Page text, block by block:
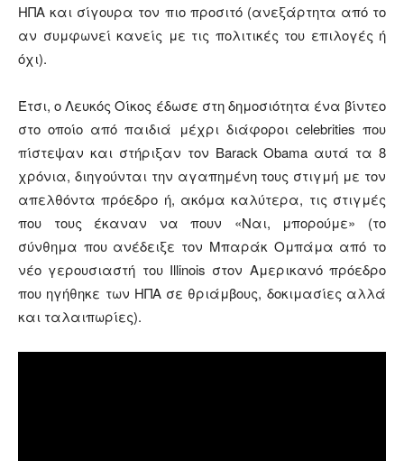
ΗΠΑ και σίγουρα τον πιο προσιτό (ανεξάρτητα από το
αν συμφωνεί κανείς με τις πολιτικές του επιλογές ή
όχι).
Έτσι, ο Λευκός Οίκος έδωσε στη δημοσιότητα ένα βίντεο
στο οποίο από παιδιά μέχρι διάφοροι celebrities που
πίστεψαν και στήριξαν τον Barack Obama αυτά τα 8
χρόνια, διηγούνται την αγαπημένη τους στιγμή με τον
απελθόντα πρόεδρο ή, ακόμα καλύτερα, τις στιγμές
που τους έκαναν να πουν «Ναι, μπορούμε» (το
σύνθημα που ανέδειξε τον Μπαράκ Ομπάμα από το
νέο γερουσιαστή του Illinois στον Αμερικανό πρόεδρο
που ηγήθηκε των ΗΠΑ σε θριάμβους, δοκιμασίες αλλά
και ταλαιπωρίες).